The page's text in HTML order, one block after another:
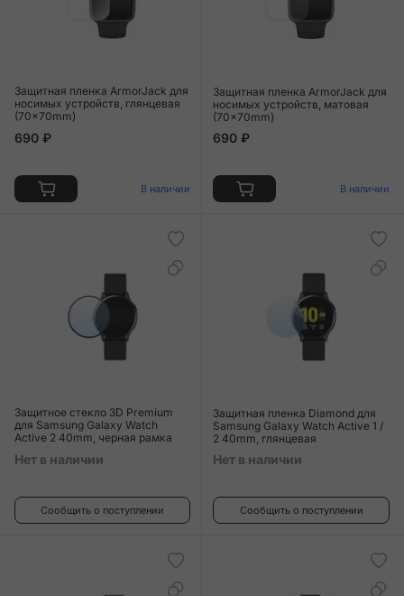
Защитная пленка ArmorJack для
носимых устройств, глянцевая
(70x70mm)
690 ₽
В наличии
Защитная пленка ArmorJack для
носимых устройств, матовая
(70x70mm)
690 ₽
В наличии
Защитное стекло 3D Premium
для Samsung Galaxy Watch
Active 2 40mm, черная рамка
Нет в наличии
Сообщить о поступлении
Защитная пленка Diamond для
Samsung Galaxy Watch Active 1 /
2 40mm, глянцевая
Нет в наличии
Сообщить о поступлении